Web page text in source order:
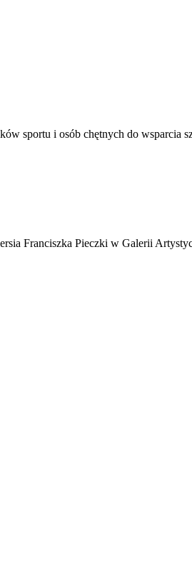
sportu i osób chętnych do wsparcia
Franciszka Pieczki w Galerii